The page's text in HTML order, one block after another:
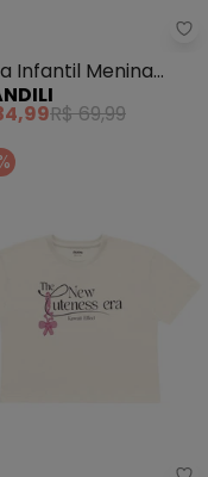
Infantil Menina
Tropical
R$ 69,99